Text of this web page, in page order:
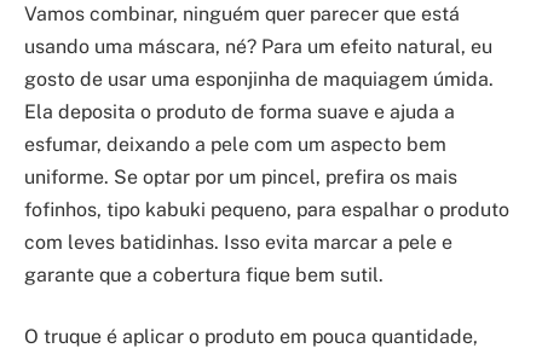
Vamos combinar, ninguém quer parecer que está
usando uma máscara, né? Para um efeito natural, eu
gosto de usar uma esponjinha de maquiagem úmida.
Ela deposita o produto de forma suave e ajuda a
esfumar, deixando a pele com um aspecto bem
uniforme. Se optar por um pincel, prefira os mais
fofinhos, tipo kabuki pequeno, para espalhar o produto
com leves batidinhas. Isso evita marcar a pele e
garante que a cobertura fique bem sutil.
O truque é aplicar o produto em pouca quantidade,